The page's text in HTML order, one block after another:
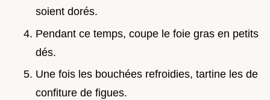
soient dorés.
Pendant ce temps, coupe le foie gras en petits
dés.
Une fois les bouchées refroidies, tartine les de
confiture de figues.